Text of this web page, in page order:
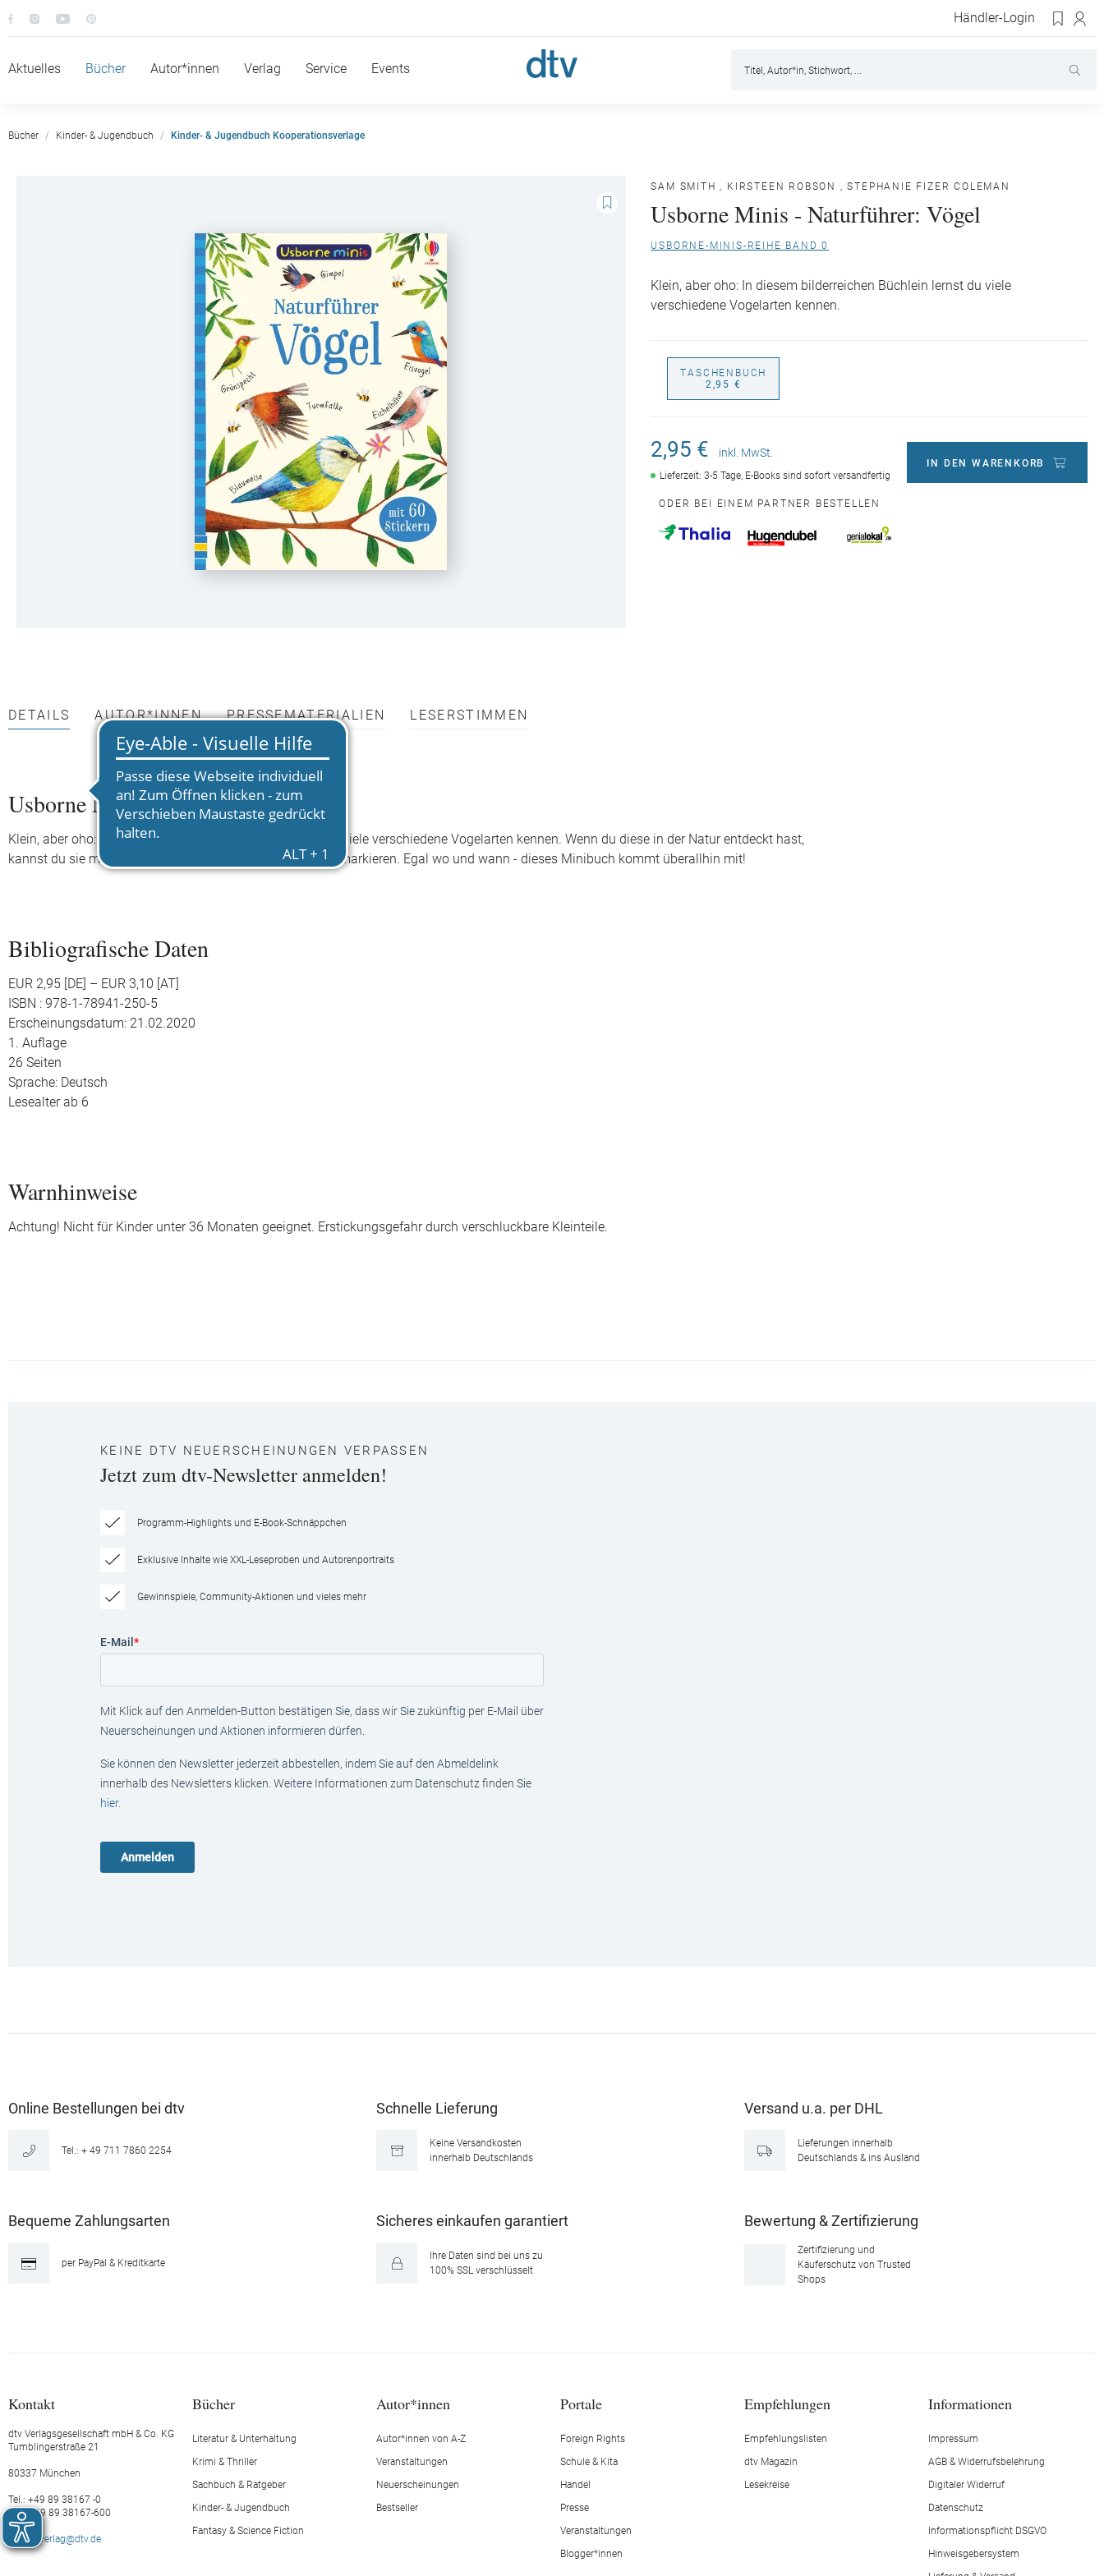
Händler-Login
Aktuelles Bücher Autor*innen Verlag Service Events
Bücher Kinder- & Jugendbuch Kinder- & Jugendbuch Kooperationsverlage
SAM SMITH , KIRSTEEN ROBSON ,STEPHANIE FIZER COLEMAN
Usborne Minis - Naturführer: Vögel
USBORNE-MINIS-REIHE BAND 0
Klein, aber oho: In diesem bilderreichen Büchlein lernst du viele
verschiedene Vogelarten kennen.
TASCHENBUCH
2,95 €
2,95 € inkl. MwSt.
Lieferzeit: 3-5 Tage, E-Books sind sofort versandfertig
IN DEN WARENKORB
ODER BEI EINEM PARTNER BESTELLEN
DETAILS AUTOR*INNEN PRESSEMATERIALIEN LESERSTIMMEN
Usborne Minis - Naturführer: Vögel
Klein, aber oho: In diesem bilderreichen Büchlein lernst du viele verschiedene Vogelarten kennen. Wenn du diese in der Natur entdeckt hast,
kannst du sie mit 60 Stickern in der Beobachtungstabelle markieren. Egal wo und wann - dieses Minibuch kommt überallhin mit!
Bibliografische Daten
EUR 2,95 [DE] – EUR 3,10 [AT]
ISBN : 978-1-78941-250-5
Erscheinungsdatum: 21.02.2020
1. Auflage
26 Seiten
Sprache: Deutsch
Lesealter ab 6
Warnhinweise
Achtung! Nicht für Kinder unter 36 Monaten geeignet. Erstickungsgefahr durch verschluckbare Kleinteile.
KEINE DTV NEUERSCHEINUNGEN VERPASSEN
Jetzt zum dtv-Newsletter anmelden!
Programm-Highlights und E-Book-Schnäppchen
Exklusive Inhalte wie XXL-Leseproben und Autorenportraits
Gewinnspiele, Community-Aktionen und vieles mehr
E-Mail *
Mit Klick auf den Anmelden-Button bestätigen Sie, dass wir Sie zukünftig per E-Mail über
Neuerscheinungen und Aktionen informieren dürfen.
Sie können den Newsletter jederzeit abbestellen, indem Sie auf den Abmeldelink
innerhalb des Newsletters klicken. Weitere Informationen zum Datenschutz finden Sie
hier.
Online Bestellungen bei dtv
Tel.: + 49 711 7860 2254
Schnelle Lieferung
Keine Versandkosten
innerhalb Deutschlands
Versand u.a. per DHL
Lieferungen innerhalb
Deutschlands & ins Ausland
Bequeme Zahlungsarten
per PayPal & Kreditkarte
Sicheres einkaufen garantiert
Ihre Daten sind bei uns zu
100% SSL verschlüsselt
Bewertung & Zertifizierung
Zertifizierung und
Käuferschutz von Trusted
Shops
Kontakt
dtv Verlagsgesellschaft mbH & Co. KG
Tumblingerstraße 21
80337 München
Tel.: +49 89 38167 -0
Fax: +49 89 38167-600
E-Mail: verlag@dtv.de
Bücher
Literatur & Unterhaltung
Krimi & Thriller
Sachbuch & Ratgeber
Kinder- & Jugendbuch
Fantasy & Science Fiction
Autor*innen
Autor*innen von A-Z
Veranstaltungen
Neuerscheinungen
Bestseller
Portale
Foreign Rights
Schule & Kita
Handel
Presse
Veranstaltungen
Blogger*innen
Empfehlungen
Empfehlungslisten
dtv Magazin
Lesekreise
Informationen
Impressum
AGB & Widerrufsbelehrung
Digitaler Widerruf
Datenschutz
Informationspflicht DSGVO
Hinweisgebersystem